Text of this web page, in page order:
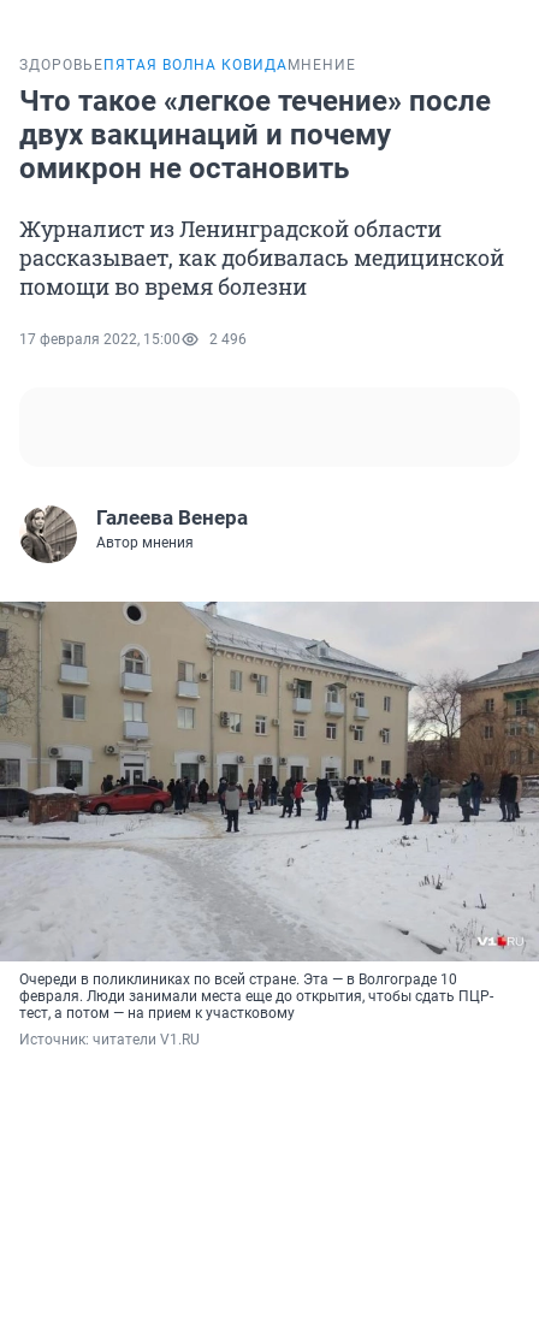
ЗДОРОВЬЕ ПЯТАЯ ВОЛНА КОВИДА МНЕНИЕ
Что такое «легкое течение» после
двух вакцинаций и почему
омикрон не остановить
Журналист из Ленинградской области
рассказывает, как добивалась медицинской
помощи во время болезни
17 февраля 2022, 15:00 2 496
Галеева Венера
Автор мнения
Очереди в поликлиниках по всей стране. Эта — в Волгограде 10
февраля. Люди занимали места еще до открытия, чтобы сдать ПЦР-
тест, а потом — на прием к участковому
Источник: читатели V1.RU